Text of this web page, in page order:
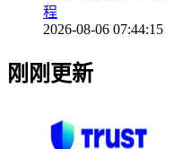
程
2026-08-06 07:44:15
刚刚更新